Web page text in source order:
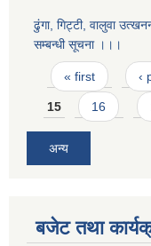
ढुंगा, गिट्टी, वालुवा
सम्बन्धी सूचना ।।।
Pages
« first ‹
15 16
अन्य
बजेट तथा